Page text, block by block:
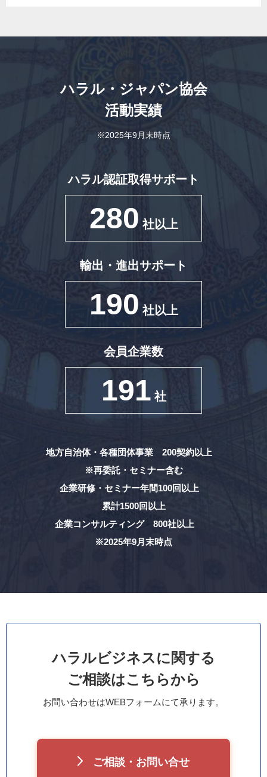
ハラル・ジャパン協会
活動実績
※2025年9月末時点
ハラル認証取得サポート
280 社以上
輸出・進出サポート
190 社以上
会員企業数
191 社
地方自治体・各種団体事業 200契約以上
※再委託・セミナー含む
企業研修・セミナー年間100回以上
累計1500回以上
企業コンサルティング 800社以上
※2025年9月末時点
ハラルビジネスに関する
ご相談はこちらから
お問い合わせはWEBフォームにて承ります。
ご相談・お問い合せ